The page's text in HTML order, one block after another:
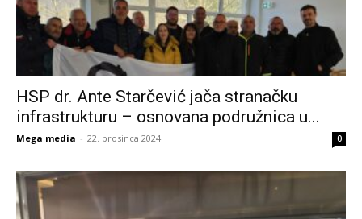
HSP dr. Ante Starčević jača stranačku
infrastrukturu – osnovana podružnica u...
Mega media - 22. prosinca 2024. 0